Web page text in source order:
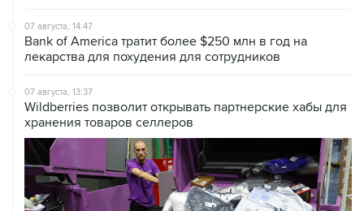
07 августа, 14:47
Bank of America тратит более $250 млн в год на
лекарства для похудения для сотрудников
07 августа, 13:37
Wildberries позволит открывать партнерские хабы для
хранения товаров селлеров